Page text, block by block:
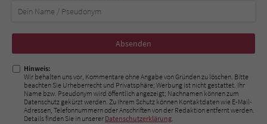
Nicht
ausfüllen!
Hinweis:
Wir behalten uns vor, Kommentare ohne Angabe von Gründen zu löschen. Bitte
beachten Sie Urheberrecht und Privatsphäre; Werbung ist nicht gestattet. Ihr
Name bzw. Pseudonym wird öffentlich angezeigt; Nachnamen können zum
Datenschutz gekürzt werden. Zu Ihrem Schutz können Kontaktdaten wie E-Mail-
Adressen, Telefonnummern oder Anschriften von der Redaktion entfernt werden.
Details finden Sie in unserer Datenschutzerklärung.